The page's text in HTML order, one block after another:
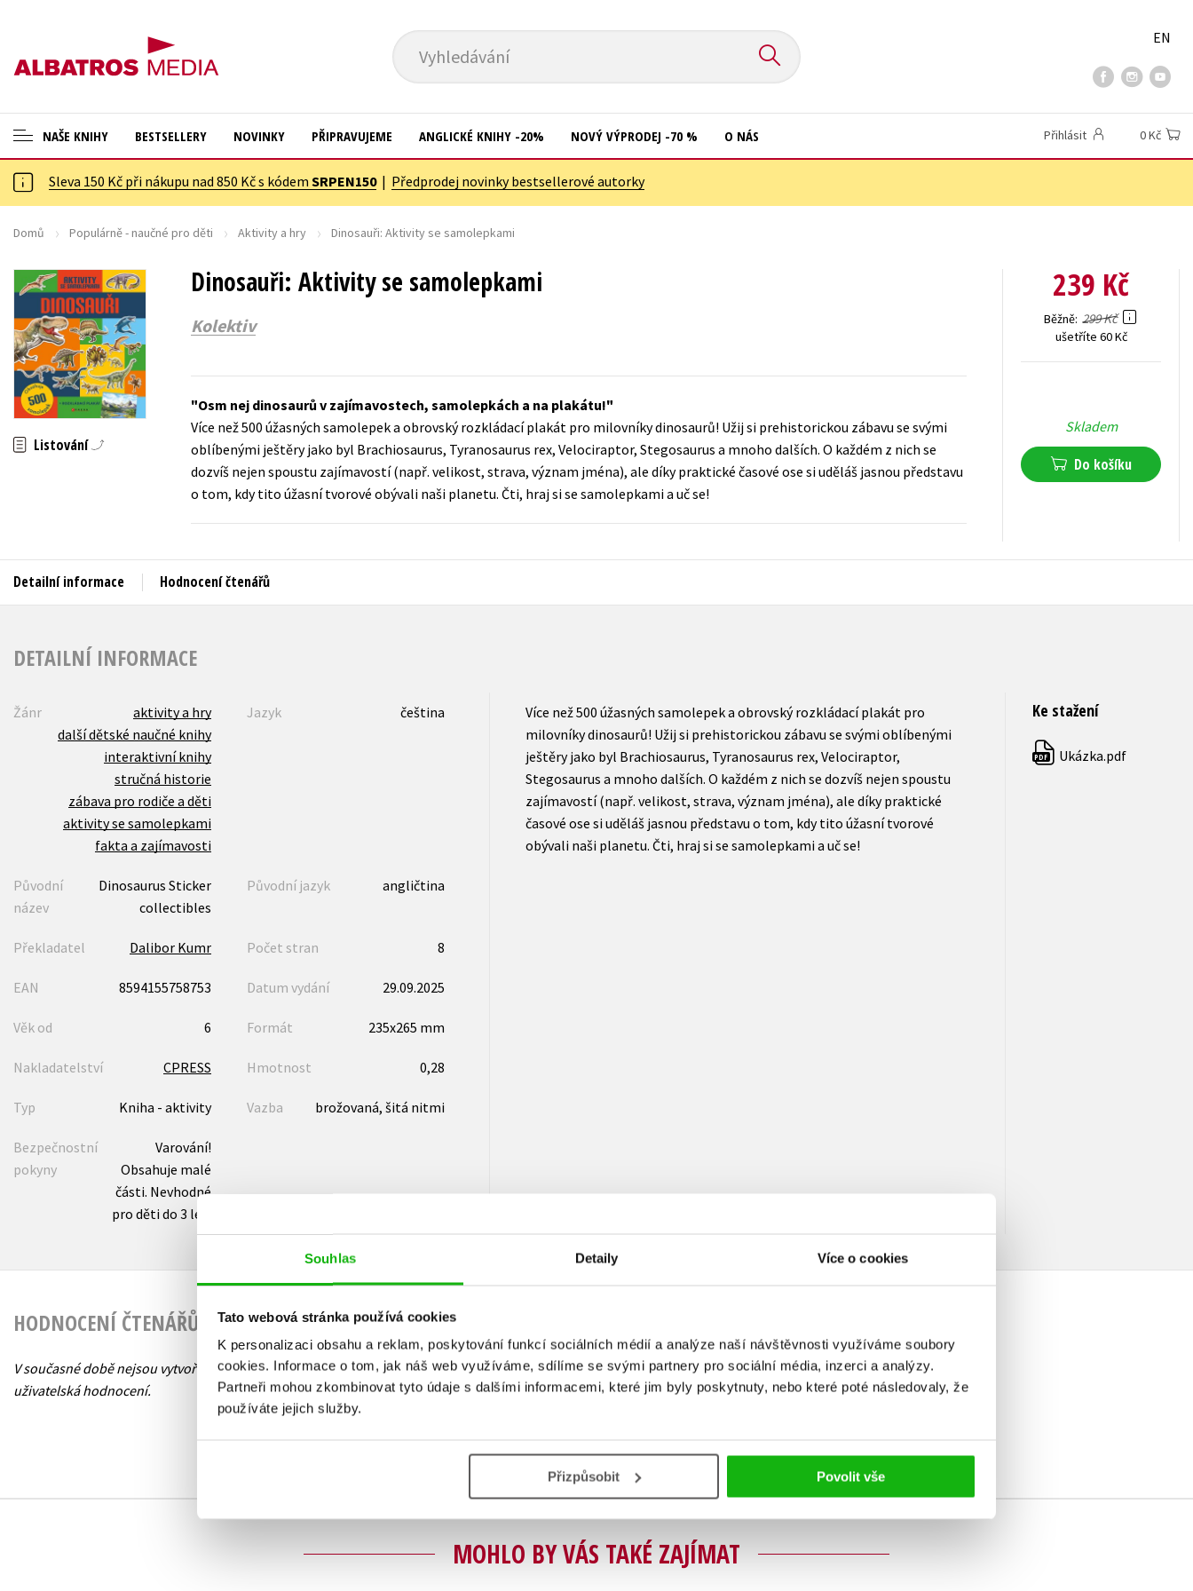
Souhlas Detaily Více o cookies
Tato webová stránka používá cookies
K personalizaci obsahu a reklam, poskytování funkcí sociálních médií a analýze naší návštěvnosti využíváme soubory
cookies. Informace o tom, jak náš web využíváme, sdílíme se svými partnery pro sociální média, inzerci a analýzy.
Partneři mohou zkombinovat tyto údaje s dalšími informacemi, které jim byly poskytnuty, nebo které poté následovaly, že
používáte jejich služby.
Přizpůsobit Povolit vše
Vyhledávání
EN
NAŠE KNIHY
ANGLICKÉ KNIHY -20 %
NOVÝ VÝPRODEJ -70 %
ASTERIX S DÁRKEM
🎁DÁRKOVÉ PUBLIKACE
✉️ DÁRKOVÉ POUKAZY
Auto - moto
Beletrie pro děti
Cestování
Dárkové publikace
Digitální fotografie
Esoterika a duchovní svět
Jazyky
Kalendáře
Kariéra a osobní rozvoj
Kuchařky
New Adult
Ostatní
Populárně - naučná pro dospělé
Populárně - naučné pro děti
Předškoláci
Příroda a zahrada
Young adult (SK)
Zahraniční literatura
Zdraví a životní styl
BESTSELLERY NOVINKY PŘIPRAVUJEME ANGLICKÉ KNIHY -20% NOVÝ VÝPRODEJ -70 % O NÁS Přihlásit 0 Kč
Sleva 150 Kč při nákupu nad 850 Kč s kódem SRPEN150| Předprodej novinky bestsellerové autorky
Domů Populárně - naučné pro děti Aktivity a hry Dinosauři: Aktivity se samolepkami
Dinosauři: Aktivity se samolepkami
Kolektiv
Listování
Osm nej dinosaurů v zajímavostech, samolepkách a na plakátu!
Více než 500 úžasných samolepek a obrovský rozkládací plakát pro milovníky dinosaurů! Užij si prehistorickou zábavu se svými
oblíbenými ještěry jako byl Brachiosaurus, Tyranosaurus rex, Velociraptor, Stegosaurus a mnoho dalších. O každém z nich se
dozvíš nejen spoustu zajímavostí (např. velikost, strava, význam jména), ale díky praktické časové ose si uděláš jasnou představu
o tom, kdy tito úžasní tvorové obývali naši planetu. Čti, hraj si se samolepkami a uč se!
239 Kč
Běžně 299 Kč
ušetříte 60 Kč
Skladem
Do košíku
Detailní informace Hodnocení čtenářů
DETAILNÍ INFORMACE
Žánr
aktivity a hry
další dětské naučné knihy
interaktivní knihy
stručná historie
zábava pro rodiče a děti
aktivity se samolepkami
fakta a zajímavosti
Jazyk čeština
Původní
název
Dinosaurus Sticker
collectibles
Původní jazyk angličtina
Překladatel Dalibor Kumr Počet stran 8
EAN 8594155758753 Datum vydání 29.09.2025
Věk od 6 Formát 235x265 mm
Nakladatelství CPRESS Hmotnost 0,28
Typ Kniha - aktivity Vazba brožovaná, šitá nitmi
Bezpečnostní
pokyny
Varování!
Obsahuje malé
části. Nevhodné
pro děti do 3 let!
Více než 500 úžasných samolepek a obrovský rozkládací plakát pro
milovníky dinosaurů! Užij si prehistorickou zábavu se svými oblíbenými
ještěry jako byl Brachiosaurus, Tyranosaurus rex, Velociraptor,
Stegosaurus a mnoho dalších. O každém z nich se dozvíš nejen spoustu
zajímavostí (např. velikost, strava, význam jména), ale díky praktické
časové ose si uděláš jasnou představu o tom, kdy tito úžasní tvorové
obývali naši planetu. Čti, hraj si se samolepkami a uč se!
Ke stažení
PDF Ukázka.pdf
HODNOCENÍ ČTENÁŘŮ
V současné době nejsou vytvořena žádná
uživatelská hodnocení.
Vaše hodnocení
MOHLO BY VÁS TAKÉ ZAJÍMAT